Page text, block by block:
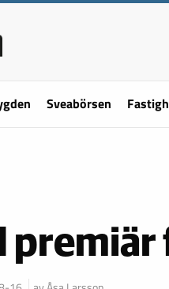
Sveabörsen